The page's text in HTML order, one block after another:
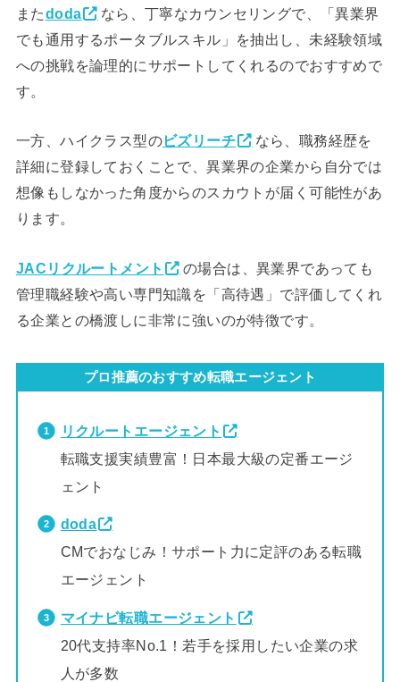
またdoda
なら、丁寧なカウンセリングで、「異業界
でも通用するポータブルスキル」を抽出し、未経験領域
への挑戦を論理的にサポートしてくれるのでおすすめで
す。
一方、ハイクラス型のビズリーチ
なら、職務経歴を
詳細に登録しておくことで、異業界の企業から自分では
想像もしなかった角度からのスカウトが届く可能性があ
ります。
JACリクルートメント
の場合は、異業界であっても
管理職経験や高い専門知識を「高待遇」で評価してくれ
る企業との橋渡しに非常に強いのが特徴です。
プロ推薦のおすすめ転職エージェント
リクルートエージェント
転職支援実績豊富！日本最大級の定番エージ
ェント
doda
CMでおなじみ！サポート力に定評のある転職
エージェント
マイナビ転職エージェント
20代支持率No.1！若手を採用したい企業の求
人が多数